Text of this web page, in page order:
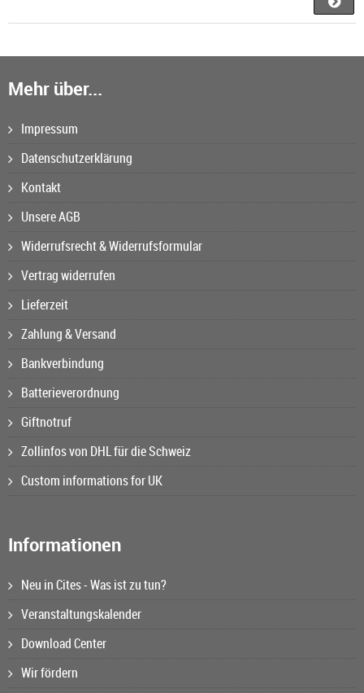
Mehr über...
Impressum
Datenschutzerklärung
Kontakt
Unsere AGB
Widerrufsrecht & Widerrufsformular
Vertrag widerrufen
Lieferzeit
Zahlung & Versand
Bankverbindung
Batterieverordnung
Giftnotruf
Zollinfos von DHL für die Schweiz
Custom informations for UK
Informationen
Neu in Cites - Was ist zu tun?
Veranstaltungskalender
Download Center
Wir fördern